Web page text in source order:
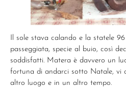
Il sole stava calando e la statele
passeggiata, specie al buio, così
soddisfatti. Matera è davvero un
fortuna di andarci sotto Natale, vi
altro luogo e in un altro tempo.